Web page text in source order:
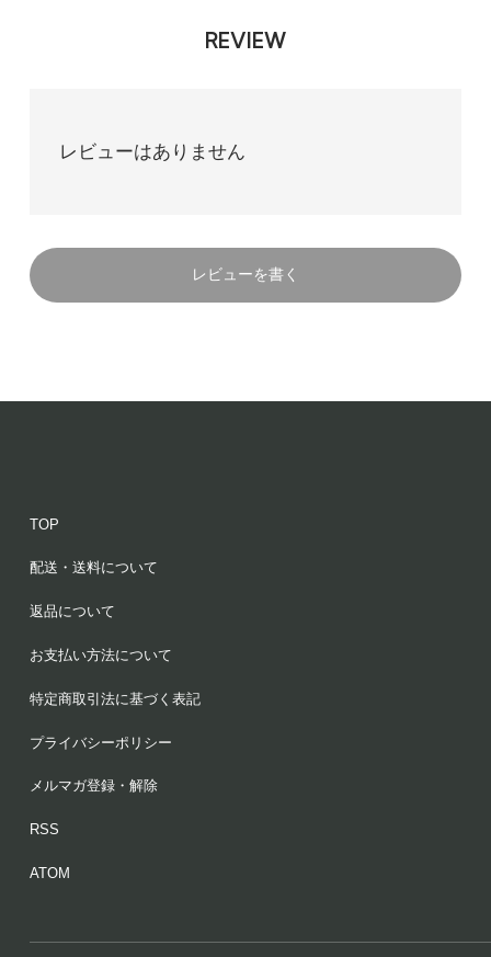
REVIEW
レビューはありません
レビューを書く
TOP
配送・送料について
返品について
お支払い方法について
特定商取引法に基づく表記
プライバシーポリシー
メルマガ登録・解除
RSS
ATOM